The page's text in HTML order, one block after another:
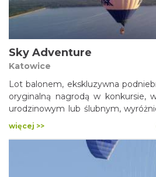
Sky Adventure
Katowice
Lot balonem, ekskluzywna
oryginalną nagrodą w konkursie,
urodzinowym lub ślubnym,
lub gości firmy, a także wielką
integracyjno-szkoleniowych.
bezpieczna rozrywka, z której
praktycznie wszyscy w wieku od 8
więcej >>